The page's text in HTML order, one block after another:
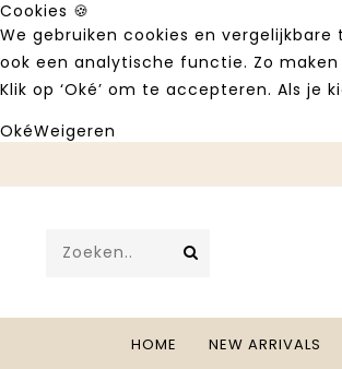
Cookies 🍪
We gebruiken cookies en
ook een analytische functie. Zo
Klik op ‘Oké’ om te accepteren. Als je
OkéWeigeren
HOME NEW ARRIVALS